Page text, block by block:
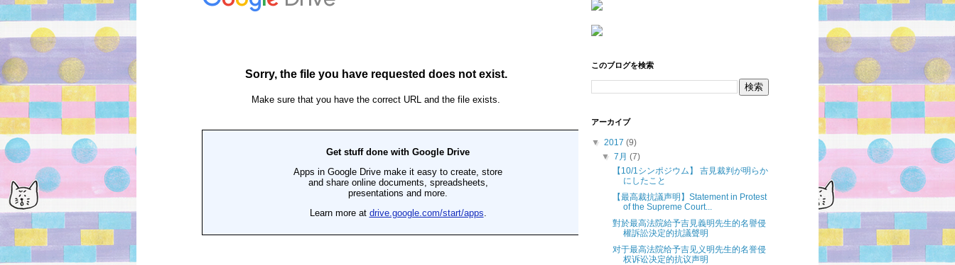
このブログを検索
アーカイブ
▼ 2017 (9)
▼7月(7)
【10/1シンポジウム】 吉見裁判が明らか
にしたこと
【最高裁抗議声明】Statement in Protest
of the Supreme Court...
對於最高法院給予吉見義明先生的名譽侵
權訴訟決定的抗議聲明
对于最高法院给予吉见义明先生的名誉侵
权诉讼决定的抗议声明